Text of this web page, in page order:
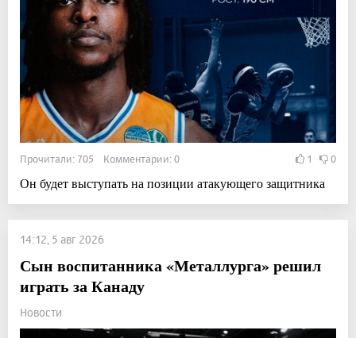
Прочитали: 705 Комментарии: 0 1 0
Он будет выступать на позиции атакующего защитника
14:12, 5 авг 2026
Сын воспитанника «Металлурга» решил
играть за Канаду
Новости